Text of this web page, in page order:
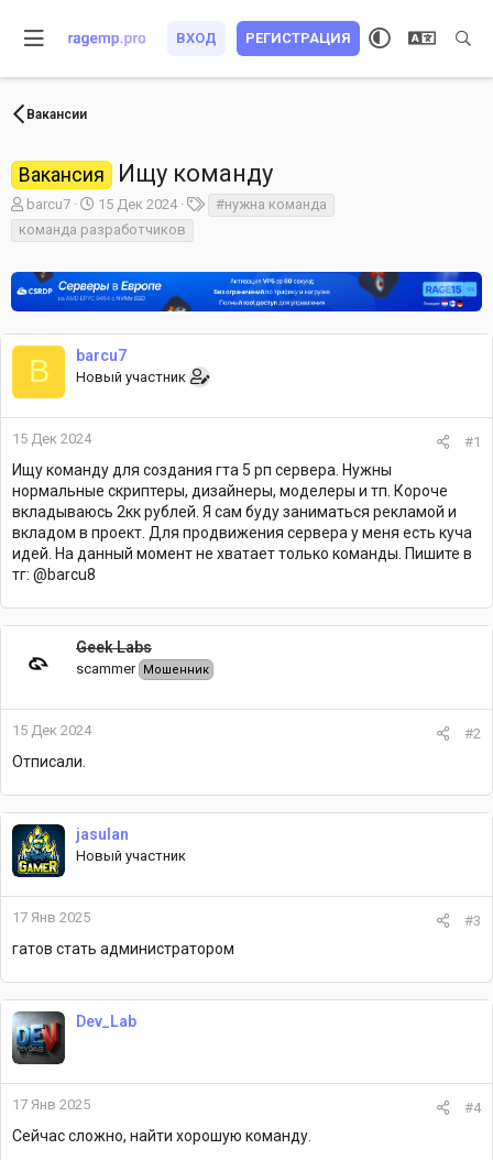
ВХОД РЕГИСТРАЦИЯ
Вакансии
Вакансия Ищу команду
А
в
т
ы
barcu7
Д
а
т
н
а
л
а
15 Дек 2024
е
#нужна команда
команда разработчиков
B barcu7
Новый участник
15 Дек 2024 #1
Ищу команду для создания гта 5 рп сервера. Нужны
нормальные скриптеры, дизайнеры, моделеры и тп. Короче
вкладываюсь 2кк рублей. Я сам буду заниматься рекламой и
вкладом в проект. Для продвижения сервера у меня есть куча
идей. На данный момент не хватает только команды. Пишите в
тг: @barcu8
Geek Labs
scammer Мошенник
15 Дек 2024 #2
Отписали.
jasulan
Новый участник
17 Янв 2025 #3
гатов стать администратором
Dev_Lab
17 Янв 2025 #4
Сейчас сложно, найти хорошую команду.